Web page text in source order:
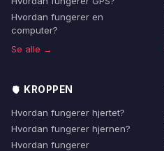
Hvordan fungerer en
computer?
Se alle →
🫀 KROPPEN
Hvordan fungerer hjertet?
Hvordan fungerer hjernen?
Hvordan fungerer